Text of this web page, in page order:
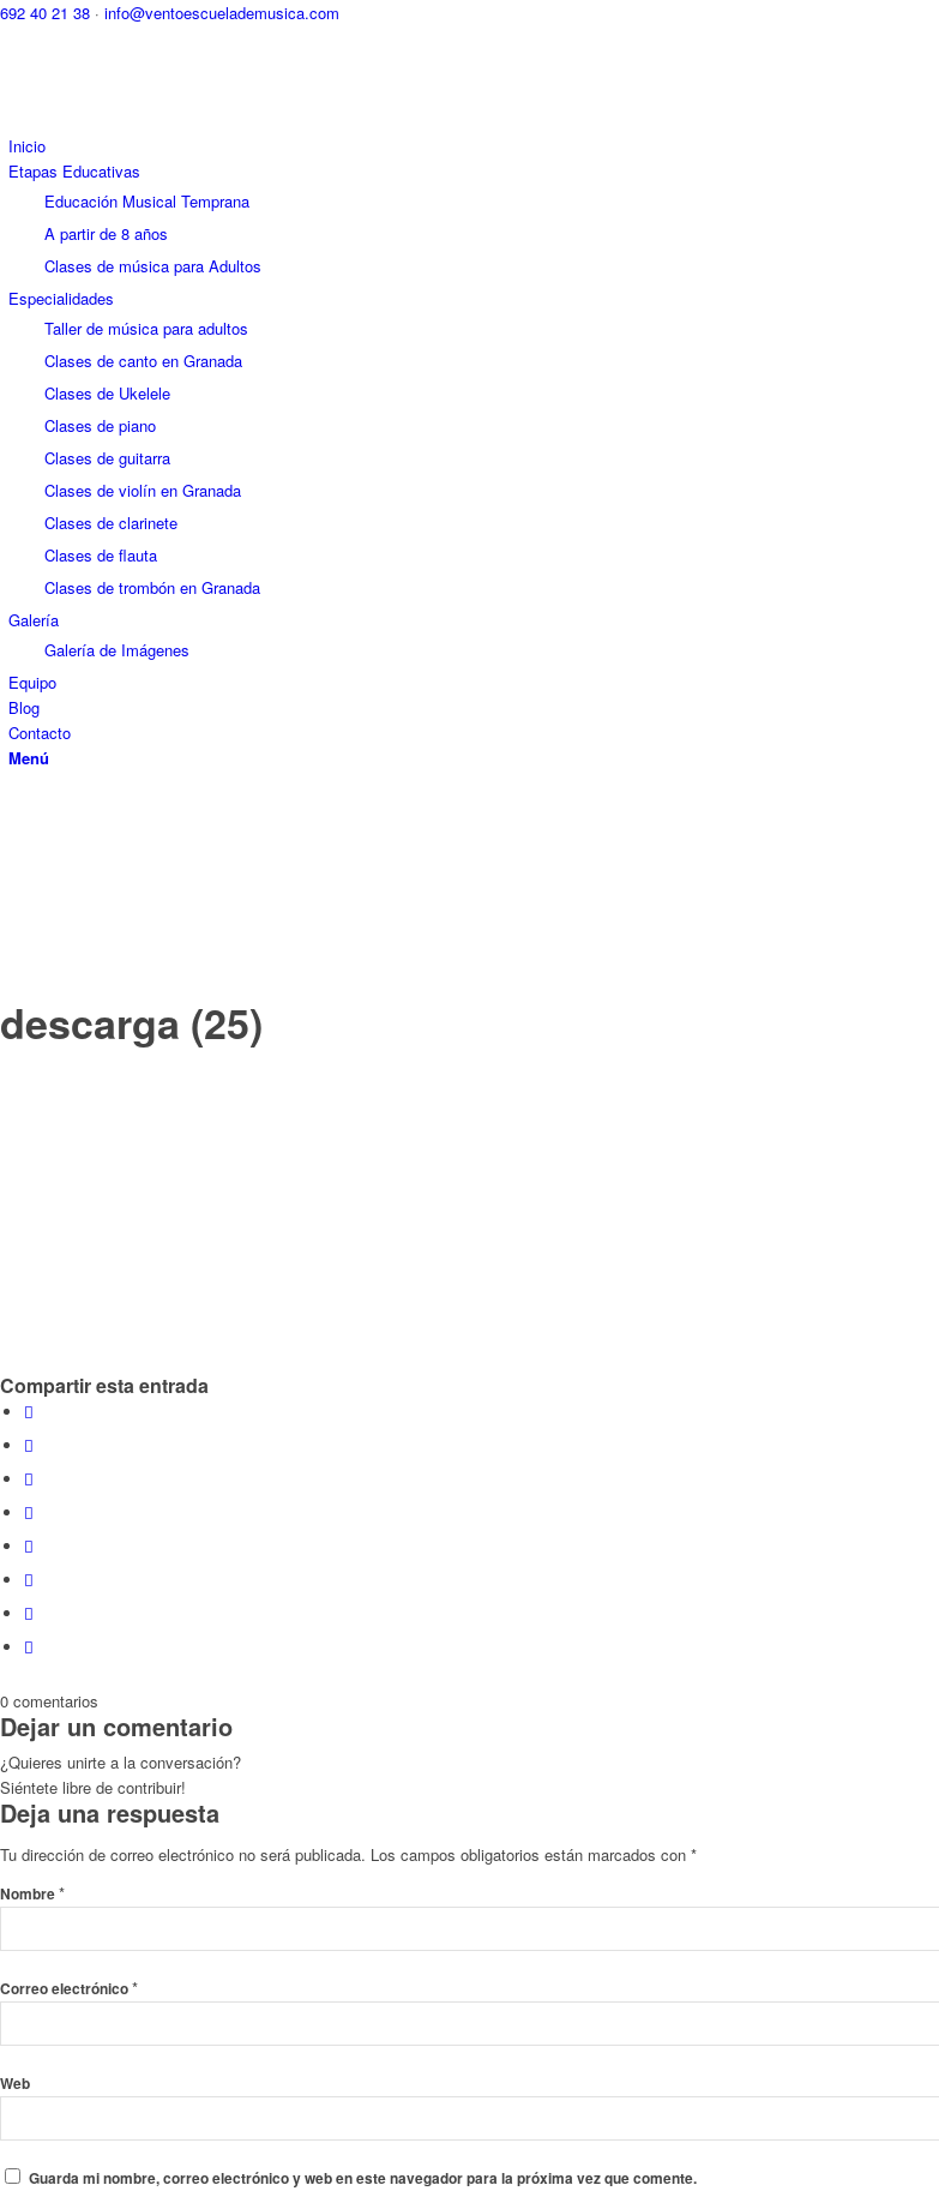
692 40 21 38 · info@ventoescuelademusica.com
Inicio
Etapas Educativas
Educación Musical Temprana
A partir de 8 años
Clases de música para Adultos
Especialidades
Taller de música para adultos
Clases de canto en Granada
Clases de Ukelele
Clases de piano
Clases de guitarra
Clases de violín en Granada
Clases de clarinete
Clases de flauta
Clases de trombón en Granada
Galería
Galería de Imágenes
Equipo
Blog
Contacto
Menú
descarga (25)
Compartir esta entrada
0 comentarios
Dejar un comentario
¿Quieres unirte a la conversación?
Siéntete libre de contribuir!
Deja una respuesta
Tu dirección de correo electrónico no será publicada. Los campos obligatorios están marcados con *
Nombre*
Correo electrónico*
Web
Guarda mi nombre, correo electrónico y web en este navegador para la próxima vez que comente.